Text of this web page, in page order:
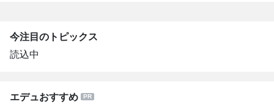
今注目のトピックス
読込中
エデュおすすめ